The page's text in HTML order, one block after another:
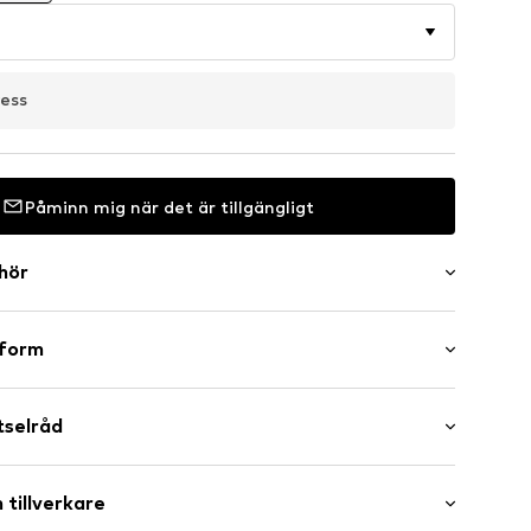
Påminn mig när det är tillgängligt
sidan
tillverkare